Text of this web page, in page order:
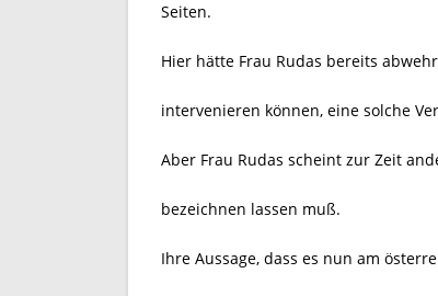
Seiten.
Hier hätte Frau Rudas bereits
intervenieren können, eine solche
Aber Frau Rudas scheint zur Zeit
bezeichnen lassen muß.
Ihre Aussage, dass es nun am